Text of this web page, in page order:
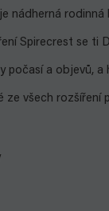
nádherná
Spirecrest se ti
počasí a objevů,
ze všech rozšíření